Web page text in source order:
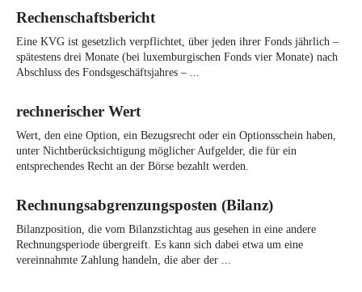
Rechenschaftsbericht
Eine KVG ist gesetzlich verpflichtet, über jeden ihrer Fonds jährlich –
spätestens drei Monate (bei luxemburgischen Fonds vier Monate) nach
Abschluss des Fondsgeschäftsjahres – ...
rechnerischer Wert
Wert, den eine Option, ein Bezugsrecht oder ein Optionsschein haben,
unter Nichtberücksichtigung möglicher Aufgelder, die für ein
entsprechendes Recht an der Börse bezahlt werden.
Rechnungsabgrenzungsposten (Bilanz)
Bilanzposition, die vom Bilanzstichtag aus gesehen in eine andere
Rechnungsperiode übergreift. Es kann sich dabei etwa um eine
vereinnahmte Zahlung handeln, die aber der ...